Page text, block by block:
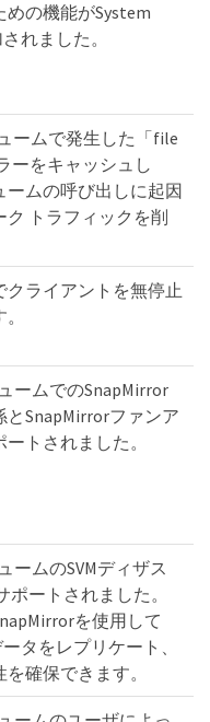
の機能がSystem
れました。
ームで発生した「file
ーをキャッシュし
ームの呼び出しに起因
ク トラフィックを削
クライアントを無停止
ームでのSnapMirror
とSnapMirrorファンア
トされました。
ームのSVMディザス
ポートされました。
を使用して
タをレプリケート、
確保できます。